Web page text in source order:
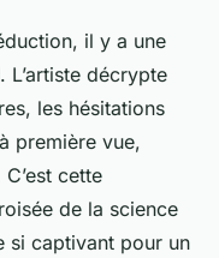
il y a une
. L’artiste décrypte
les hésitations
première vue,
cette
de la science
si captivant pour un